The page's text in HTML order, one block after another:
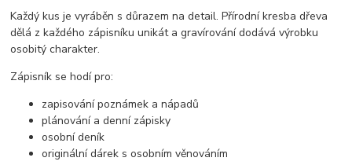
Každý kus je vyráběn s důrazem na detail. Přírodní kresba dřeva
dělá z každého zápisníku unikát a gravírování dodává výrobku
osobitý charakter.
Zápisník se hodí pro:
zapisování poznámek a nápadů
plánování a denní zápisky
osobní deník
originální dárek s osobním věnováním